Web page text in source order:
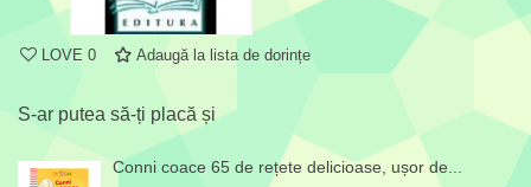
LOVE 0 Adaugă la lista de dorințe
S-ar putea să-ți placă și
Conni coace 65 de rețete delicioase, ușor de...